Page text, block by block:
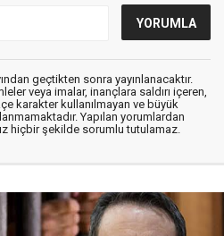
geçtikten sonra yayınlanacaktır.
veya imalar, inançlara saldırı içeren,
karakter kullanılmayan ve büyük
Yapılan yorumlardan
hiçbir şekilde sorumlu tutulamaz.